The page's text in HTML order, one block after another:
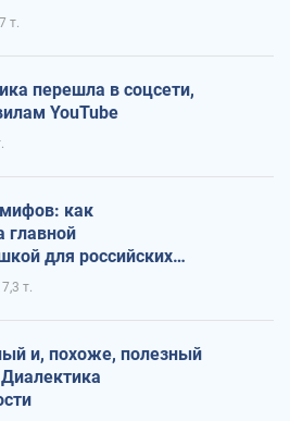
т.
перешла в соцсети,
YouTube
как
главной
для российских
7,3 т.
и, похоже, полезный